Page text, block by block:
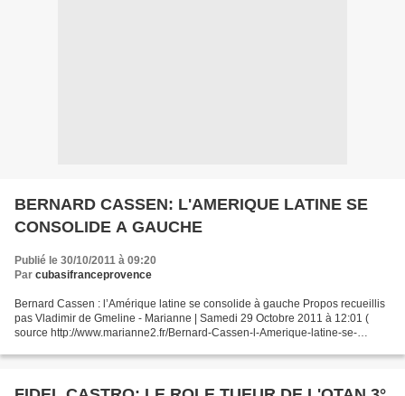
BERNARD CASSEN: L'AMERIQUE LATINE SE
CONSOLIDE A GAUCHE
Publié le 30/10/2011 à 09:20
Par cubasifranceprovence
Bernard Cassen : l’Amérique latine se consolide à gauche Propos recueillis
pas Vladimir de Gmeline - Marianne | Samedi 29 Octobre 2011 à 12:01 (
source http://www.marianne2.fr/Bernard-Cassen-l-Amerique-latine-se-